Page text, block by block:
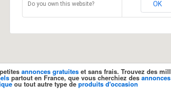
Do you own this website? OK
annonces gratuites et sans frais. Trouvez des
partout en France, que vous cherchiez des
ou tout autre type de produits d'occasion